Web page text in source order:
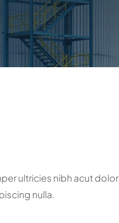
ultricies nibh acut dolor
nulla.